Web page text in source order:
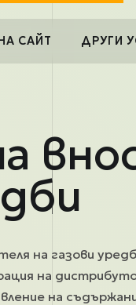
САЙТ ДРУГИ
на газови
на
на